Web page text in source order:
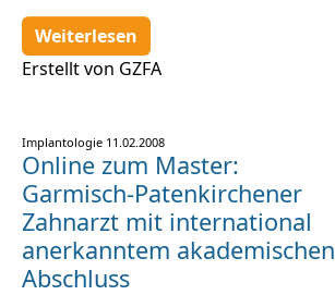
Weiterlesen
Erstellt von GZFA
Implantologie 11.02.2008
Online zum Master:
Garmisch-Patenkirchener
Zahnarzt mit international
anerkanntem akademischen
Abschluss